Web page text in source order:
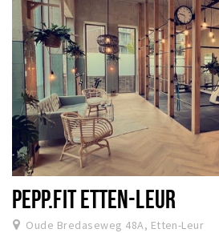
PEPP.FIT ETTEN-LEUR
Oude Bredaseweg 48A, Etten-Leur